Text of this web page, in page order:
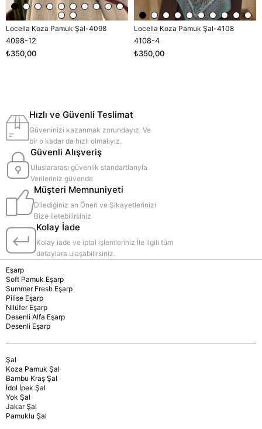
Locella Koza Pamuk Şal-4098
4098-12
₺350,00
Locella Koza Pamuk Şal-4108
4108-4
₺350,00
Hızlı ve Güvenli Teslimat
Güveninizi kazanmak zorundayız. Ve
bir o kadar da hızlı olmalıyız.
Güvenli Alışveriş
Uluslararası güvenlik standartlarıyla
Verileriniz güvende
Müşteri Memnuniyeti
Dilediğiniz an Öneri ve Şikayetlerinizi
Bize iletebilirsiniz
Kolay İade
Kolay iade ve iptal işlemleriniz İle ilgili tüm
detaylara ulaşabilirsiniz.
Eşarp
Soft Pamuk Eşarp
Summer Fresh Eşarp
Pilise Eşarp
Nilüfer Eşarp
Desenli Alfa Eşarp
Desenli Eşarp
Şal
Koza Pamuk Şal
Bambu Kraş Şal
İdol İpek Şal
Yok Şal
Jakar Şal
Pamuklu Şal